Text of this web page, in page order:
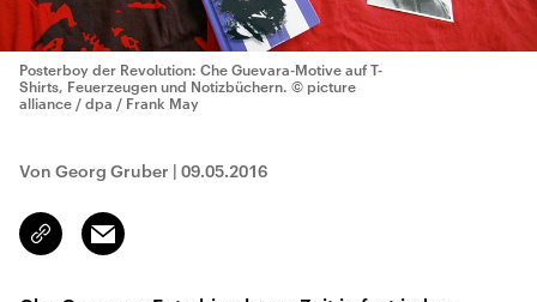
Posterboy der Revolution: Che Guevara-Motive auf T-
Shirts, Feuerzeugen und Notizbüchern. © picture
alliance / dpa / Frank May
Von Georg Gruber | 09.05.2016
Link
kopieren/teilen
Email